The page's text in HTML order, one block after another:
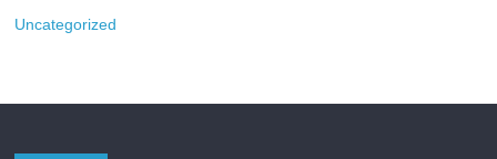
Uncategorized